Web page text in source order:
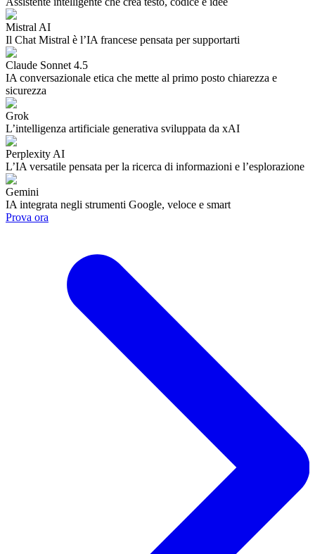
Mistral AI
Il Chat Mistral è l’IA francese pensata per supportarti
Claude Sonnet 4.5
IA conversazionale etica che mette al primo posto chiarezza e
sicurezza
Grok
L’intelligenza artificiale generativa sviluppata da xAI
Perplexity AI
L’IA versatile pensata per la ricerca di informazioni e l’esplorazione
Gemini
IA integrata negli strumenti Google, veloce e smart
Prova ora